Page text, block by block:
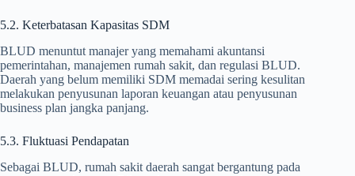
5.2. Keterbatasan Kapasitas SDM
BLUD menuntut manajer yang memahami akuntansi
pemerintahan, manajemen rumah sakit, dan regulasi BLUD.
Daerah yang belum memiliki SDM memadai sering kesulitan
melakukan penyusunan laporan keuangan atau penyusunan
business plan jangka panjang.
5.3. Fluktuasi Pendapatan
Sebagai BLUD, rumah sakit daerah sangat bergantung pada